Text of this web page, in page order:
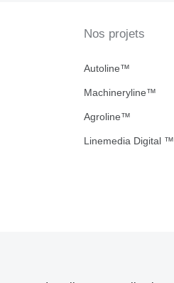
Nos projets
Autoline™
Machineryline™
Agroline™
Linemedia Digital ™